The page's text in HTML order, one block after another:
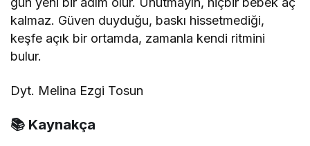
kalmaz. Güven duyduğu, baskı hissetmediği,
keşfe açık bir ortamda, zamanla kendi ritmini
bulur.
Dyt. Melina Ezgi Tosun
📚 Kaynakça